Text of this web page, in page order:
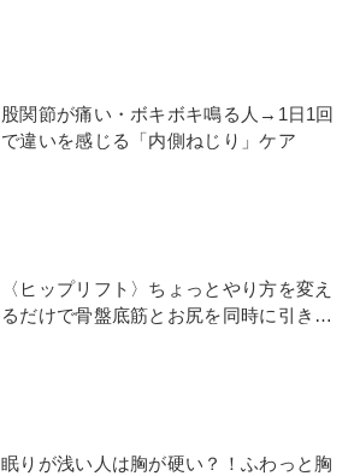
股関節が痛い・ボキボキ鳴る人→1日1回
で違いを感じる「内側ねじり」ケア
〈ヒップリフト〉ちょっとやり方を変え
るだけで骨盤底筋とお尻を同時に引き上
眠りが浅い人は胸が硬い？！ふわっと胸